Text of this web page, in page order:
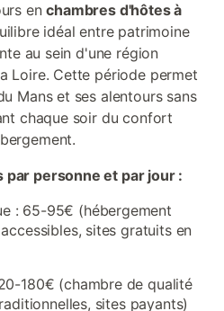
enchambres d'hôtes à
idéal entre patrimoine
au sein d'une région
Loire. Cette période permet
Mans et ses alentours sans
chaque soir du confort
personne et par jour :
: 65-95€ (hébergement
sites gratuits en
180€ (chambre de qualité
sites payants)